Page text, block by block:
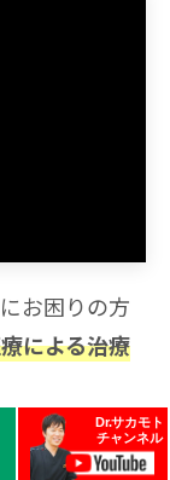
Dr.サカモト
チャンネル
お困りの方
による治療
し、すり減